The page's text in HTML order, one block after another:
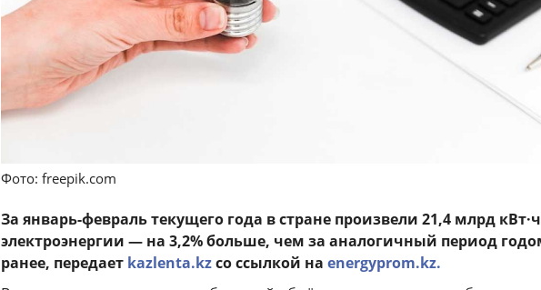
Фото: freepik.com
За январь-февраль текущего года в стране произвели 21,4 млрд кВт·ч
электроэнергии — на 3,2% больше, чем за аналогичный период
ранее, передает kazlenta.kzсо ссылкой на energyprom.kz.